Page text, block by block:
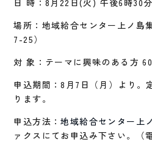
場所：地域給合センター上ノ島
7-25）
対 象：テーマに興味のある方 60
申込期間：8月7日（月）より。
ります。
申込方法：地域給合センター上
ァクスにてお申込み下さい。